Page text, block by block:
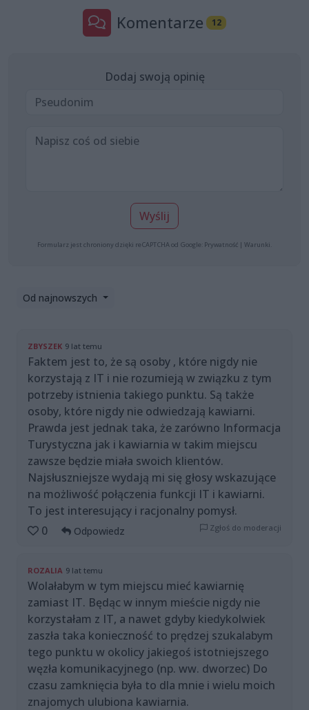
Komentarze 12
Dodaj swoją opinię
Wyślij
Formularz jest chroniony dzięki reCAPTCHA od Google: Prywatność | Warunki
Od najnowszych
ZBYSZEK 9 lat temu
Faktem jest to, że są osoby , które nigdy nie
korzystają z IT i nie rozumieją w związku z tym
potrzeby istnienia takiego punktu. Są także
osoby, które nigdy nie odwiedzają kawiarni.
Prawda jest jednak taka, że zarówno Informacja
Turystyczna jak i kawiarnia w takim miejscu
zawsze będzie miała swoich klientów.
Najsłuszniejsze wydają mi się głosy wskazujące
na możliwość połączenia funkcji IT i kawiarni.
To jest interesujący i racjonalny pomysł.
0
Odpowiedz Zgłoś do moderacji
ROZALIA 9 lat temu
Wolałabym w tym miejscu mieć kawiarnię
zamiast IT. Będąc w innym mieście nigdy nie
korzystałam z IT, a nawet gdyby kiedykolwiek
zaszła taka konieczność to prędzej szukalabym
tego punktu w okolicy jakiegoś istotniejszego
węzła komunikacyjnego (np. ww. dworzec) Do
czasu zamknięcia była to dla mnie i wielu moich
znajomych ulubiona kawiarnia.